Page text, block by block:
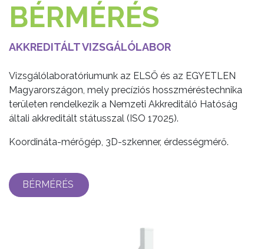
BÉRMÉRÉS
AKKREDITÁLT VIZSGÁLÓLABOR
Vizsgálólaboratóriumunk az ELSŐ és az EGYETLEN
Magyarországon, mely precíziós hosszméréstechnika
területen rendelkezik a Nemzeti Akkreditáló Hatóság
általi akkreditált státusszal (ISO 17025).
Koordináta-mérőgép, 3D-szkenner, érdességmérő.
BÉRMÉRÉS